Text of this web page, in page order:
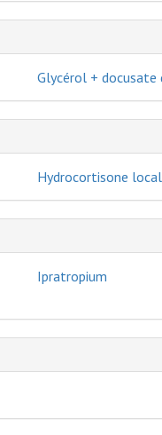
Glycérol + docusate
Hydrocortisone local
Ipratropium